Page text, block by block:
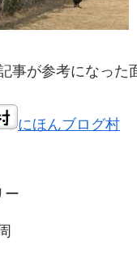
事が参考になった
にほんブログ村
ー